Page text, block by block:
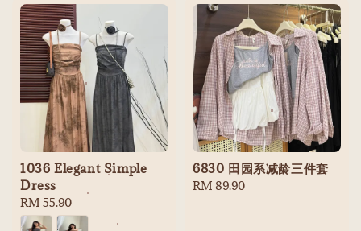
1036 Elegant Simple
Dress
Regular
price
RM 55.90
6830 田园系减龄三件套
Regular
RM 89.90